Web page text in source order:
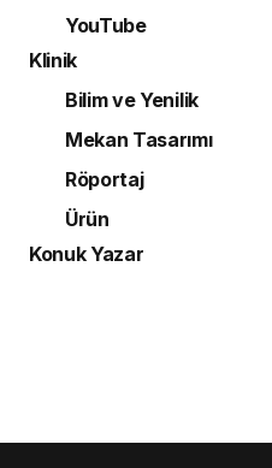
YouTube
Klinik
Bilim ve Yenilik
Mekan Tasarımı
Röportaj
Ürün
Konuk Yazar